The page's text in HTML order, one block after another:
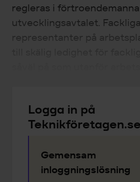
regleras i
utvecklingsavtalet. Fackliga
representanter på
Logga in på
Teknikföretagen.se
Gemensam
inloggningslösning